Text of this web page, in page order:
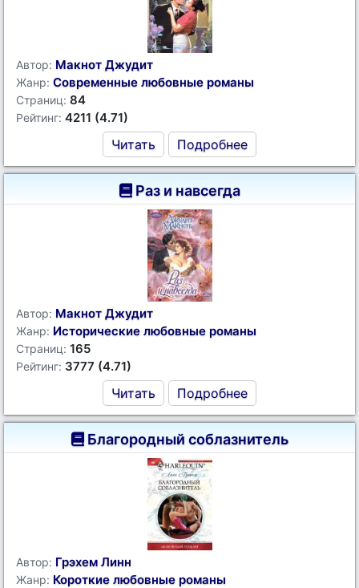
Автор: Макнот Джудит
Жанр: Современные любовные романы
Страниц: 84
Рейтинг: 4211 (4.71)
Читать Подробнее
Раз и навсегда
Автор: Макнот Джудит
Жанр: Исторические любовные романы
Страниц: 165
Рейтинг: 3777 (4.71)
Читать Подробнее
Благородный соблазнитель
Автор: Грэхем Линн
Жанр: Короткие любовные романы